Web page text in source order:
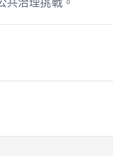
共治理挑戰。